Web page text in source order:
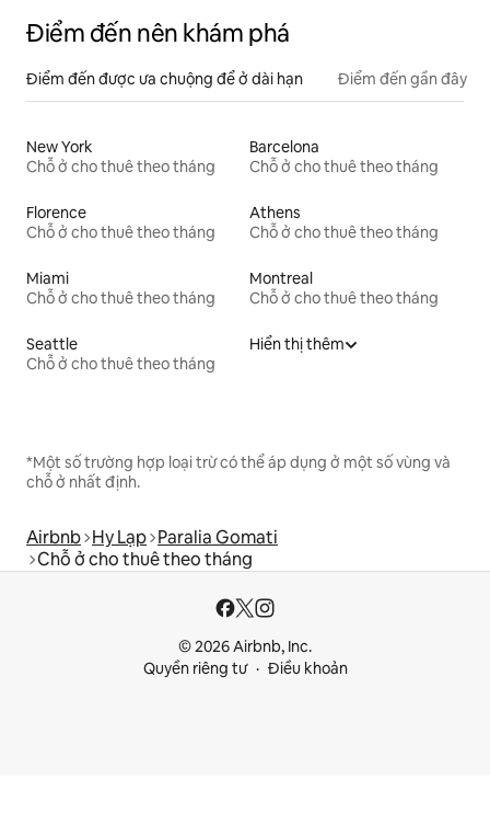
Điểm đến nên khám phá
Điểm đến được ưa chuộng để ở dài hạn Điểm đến gần đây
New York
Chỗ ở cho thuê theo tháng
Barcelona
Chỗ ở cho thuê theo tháng
Florence
Chỗ ở cho thuê theo tháng
Athens
Chỗ ở cho thuê theo tháng
Miami
Chỗ ở cho thuê theo tháng
Montreal
Chỗ ở cho thuê theo tháng
Seattle
Chỗ ở cho thuê theo tháng
Hiển thị thêm
*Một số trường hợp loại trừ có thể áp dụng ở một số vùng và
chỗ ở nhất định.
Airbnb Hy Lạp Paralia Gomati
Chỗ ở cho thuê theo tháng
© 2026 Airbnb, Inc.
Quyền riêng tư
Điều khoản